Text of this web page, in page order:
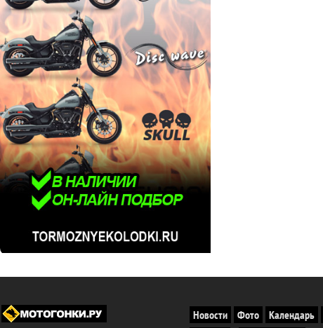
Новости Фото Календарь